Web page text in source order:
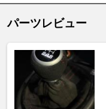
パーツレビュー